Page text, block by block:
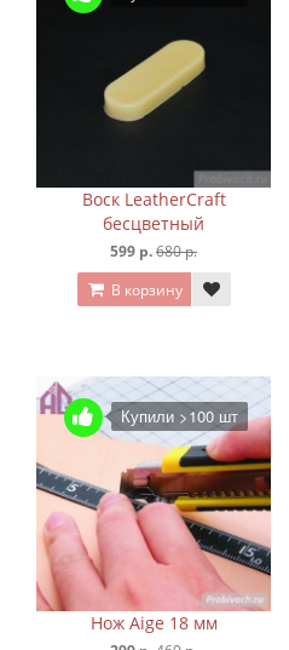
Воск LeatherCraft
бесцветный
599 р.680 р.
В корзину
Купили >100 шт
Нож Aige 18 мм